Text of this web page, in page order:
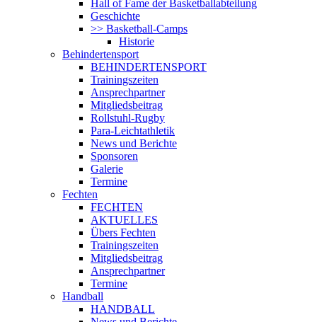
Hall of Fame der Basketballabteilung
Geschichte
>> Basketball-Camps
Historie
Behindertensport
BEHINDERTENSPORT
Trainingszeiten
Ansprechpartner
Mitgliedsbeitrag
Rollstuhl-Rugby
Para-Leichtathletik
News und Berichte
Sponsoren
Galerie
Termine
Fechten
FECHTEN
AKTUELLES
Übers Fechten
Trainingszeiten
Mitgliedsbeitrag
Ansprechpartner
Termine
Handball
HANDBALL